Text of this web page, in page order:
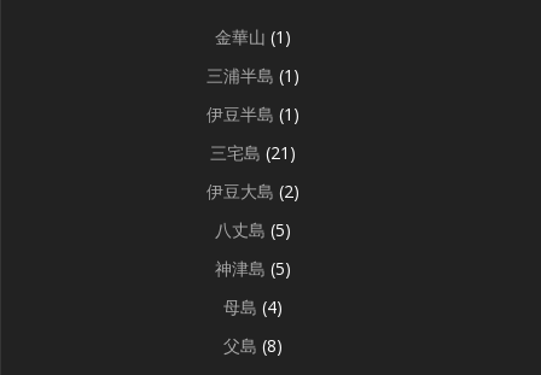
金華山 (1)
三浦半島 (1)
伊豆半島 (1)
三宅島 (21)
伊豆大島 (2)
八丈島 (5)
神津島 (5)
母島 (4)
父島 (8)